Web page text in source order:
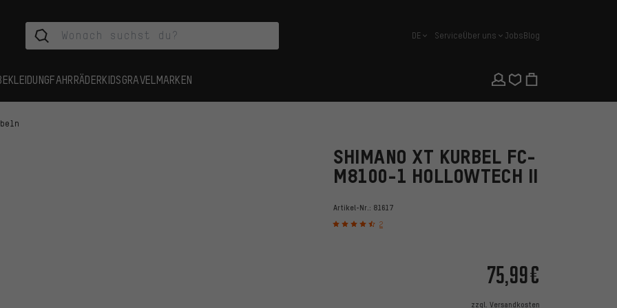
Deutsch
DE ServiceÜber uns JobsBlog
FAHRRÄDERKIDSGRAVEL MARKEN
SHIMANO XT KURBEL FC-
M8100-1 HOLLOWTECH II
Artikel-Nr.: 81617
2
75,99€
zzgl. Versandkosten